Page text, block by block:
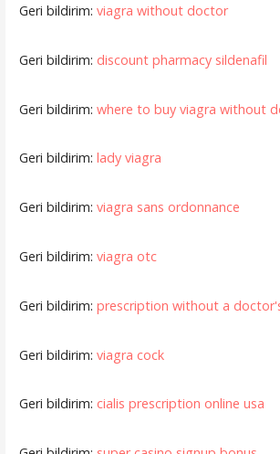
Geri bildirim: viagra without doctor
Geri bildirim: discount pharmacy sildenafil
Geri bildirim: where to buy viagra without
Geri bildirim: lady viagra
Geri bildirim: viagra sans ordonnance
Geri bildirim: viagra otc
Geri bildirim: prescription without a
Geri bildirim: viagra cock
Geri bildirim: cialis prescription online usa